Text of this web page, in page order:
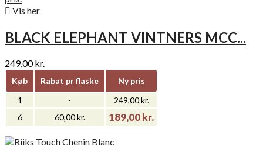
 Vis her
BLACK ELEPHANT VINTNERS MCC...
249,00 kr.
Køb Rabat pr flaske
Ny pris
1
-
249,00 kr.
6
60,00 kr. 189,00 kr.